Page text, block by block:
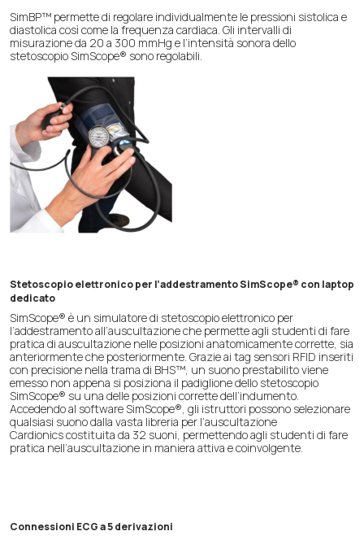
SimBP™ permette di regolare individualmente le pressioni sistolica e
diastolica così come la frequenza cardiaca. Gli intervalli di
misurazione da 20 a 300 mmHg e l’intensità sonora dello
stetoscopio SimScope® sono regolabili.
Stetoscopio elettronico per l’addestramento SimScope® con laptop
dedicato
SimScope® è un simulatore di stetoscopio elettronico per
l’addestramento all’auscultazione che permette agli studenti di fare
pratica di auscultazione nelle posizioni anatomicamente corrette, sia
anteriormente che posteriormente. Grazie ai tag sensori RFID inseriti
con precisione nella trama di BHS™, un suono prestabilito viene
emesso non appena si posiziona il padiglione dello stetoscopio
SimScope® su una delle posizioni corrette dell’indumento.
Accedendo al software SimScope®, gli istruttori possono selezionare
qualsiasi suono dalla vasta libreria per l’auscultazione
Cardionics costituita da 32 suoni, permettendo agli studenti di fare
pratica nell’auscultazione in maniera attiva e coinvolgente.
Connessioni ECG a 5 derivazioni